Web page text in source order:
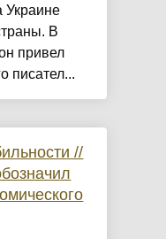
Украине
В
привел
писател...
//